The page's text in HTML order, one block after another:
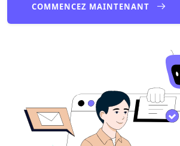
COMMENCEZ MAINTENANT